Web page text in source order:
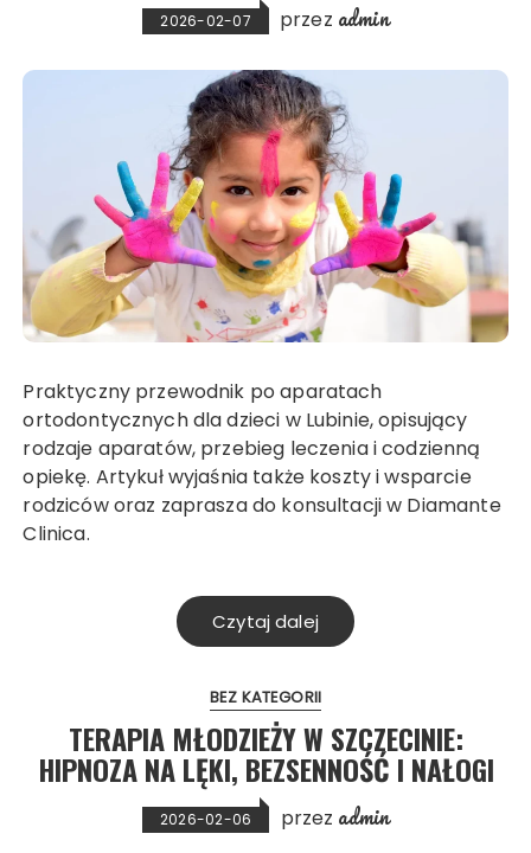
2026-02-07 przez admin
Praktyczny przewodnik po aparatach
ortodontycznych dla dzieci w Lubinie, opisujący
rodzaje aparatów, przebieg leczenia i codzienną
opiekę. Artykuł wyjaśnia także koszty i wsparcie
rodziców oraz zaprasza do konsultacji w Diamante
Clinica.
Czytaj dalej
BEZ KATEGORII
TERAPIA MŁODZIEŻY W SZCZECINIE:
HIPNOZA NA LĘKI, BEZSENNOŚĆ I NAŁOGI
2026-02-06 przez admin